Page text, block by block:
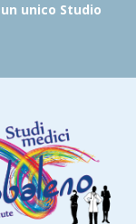
unico Studio